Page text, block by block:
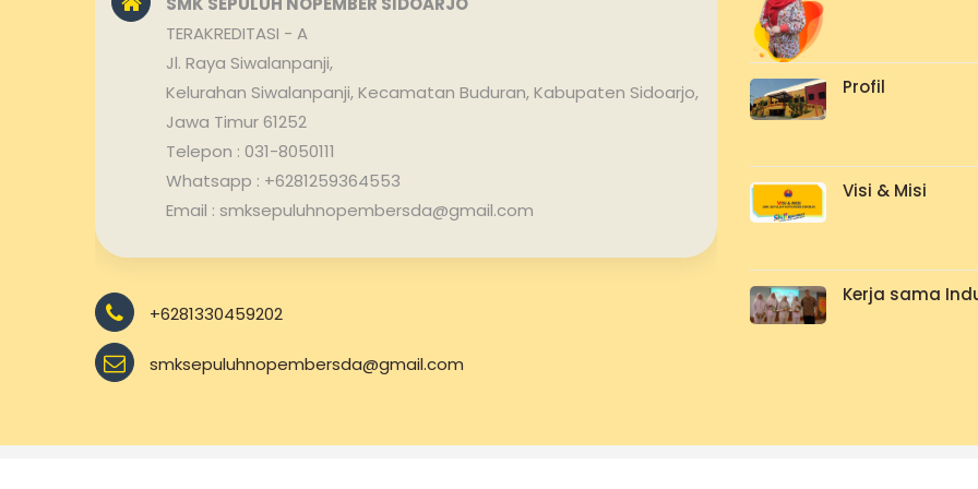
TERAKREDITASI - A
Jl. Raya Siwalanpanji,
Kelurahan Siwalanpanji, Kecamatan Buduran, Kabupaten Sidoarjo,
Jawa Timur 61252
Telepon : 031-8050111
Whatsapp : +6281259364553
Email : smksepuluhnopembersda@gmail.com
+6281330459202
smksepuluhnopembersda@gmail.com
Profil
Visi & Misi
Kerja sama